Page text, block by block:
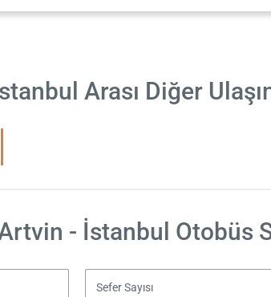
Arası Diğer
- İstanbul Otobüs
Sefer Sayısı